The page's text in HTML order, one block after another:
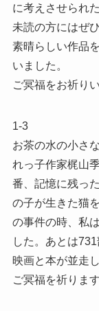
に考えさせられ
未読の方にはぜ
素晴らしい作品
いました。
ご冥福をお祈り
1-3
お茶の水の小さ
れっ子作家梶山
番、記憶に残っ
の子が生きた猫
の事件の時、私
した。あとは
映画と本が並走
ご冥福を祈ります